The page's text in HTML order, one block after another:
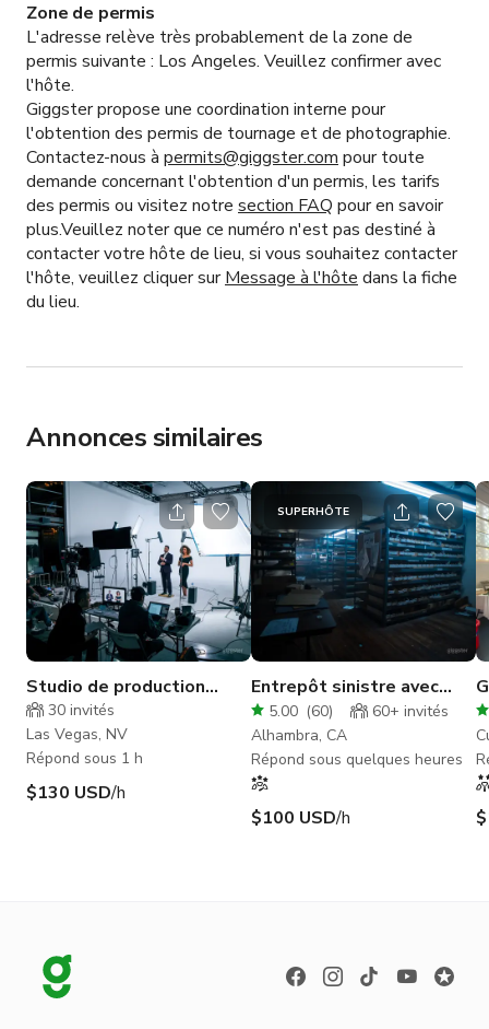
Zone de permis
L'adresse relève très probablement de la zone de
permis suivante : Los Angeles. Veuillez confirmer avec
l'hôte.
Giggster propose une coordination interne pour
l'obtention des permis de tournage et de photographie.
Contactez-nous à permits@giggster.com pour toute
demande concernant l'obtention d'un permis, les tarifs
des permis ou visitez notre section FAQ pour en savoir
plus.Veuillez noter que ce numéro n'est pas destiné à
contacter votre hôte de lieu, si vous souhaitez contacter
l'hôte, veuillez cliquer surMessage à l'hôte dans la fiche
du lieu.
Annonces similaires
Studio de production
industriel et spacieux
avec cyclorama
30 invités
Las Vegas, NV
Répond sous 1 h
$130 USD/h
SUPERHÔTE
Entrepôt sinistre avec
grenier, réserve et
chambre de torture
5.00 (60) 60+ invités
Alhambra, CA
Répond sous quelques heures
$100 USD/h